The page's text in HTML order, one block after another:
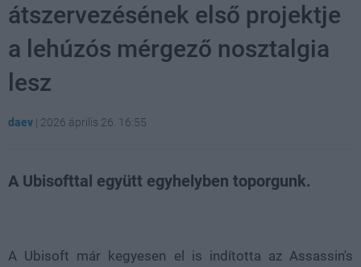
átszervezésének első projektje
a lehúzós mérgező nosztalgia
lesz
daev | 2026 április 26. 16:55
A Ubisofttal együtt egyhelyben toporgunk.
A Ubisoft már kegyesen el is indította az Assassin's